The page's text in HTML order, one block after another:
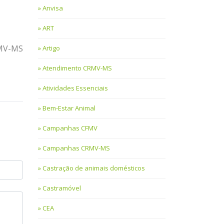
MS
Anvisa
ART
Artigo
Atendimento CRMV-MS
Atividades Essenciais
Bem-Estar Animal
Campanhas CFMV
Campanhas CRMV-MS
Castração de animais domésticos
Castramóvel
CEA